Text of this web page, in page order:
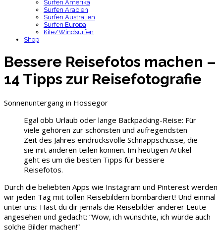
Surfen Amerika
Surfen Arabien
Surfen Australien
Surfen Europa
Kite/Windsurfen
Shop
Bessere Reisefotos machen –
14 Tipps zur Reisefotografie
Sonnenuntergang in Hossegor
Egal obb Urlaub oder lange Backpacking-Reise: Für
viele gehören zur schönsten und aufregendsten
Zeit des Jahres eindrucksvolle Schnappschüsse, die
sie mit anderen teilen können. Im heutigen Artikel
geht es um die besten Tipps für bessere
Reisefotos.
Durch die beliebten Apps wie Instagram und Pinterest werden
wir jeden Tag mit tollen Reisebildern bombardiert! Und einmal
unter uns: Hast du dir jemals die Reisebilder anderer Leute
angesehen und gedacht: “Wow, ich wünschte, ich würde auch
solche Bilder machen!”